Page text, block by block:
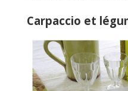
Carpaccio et